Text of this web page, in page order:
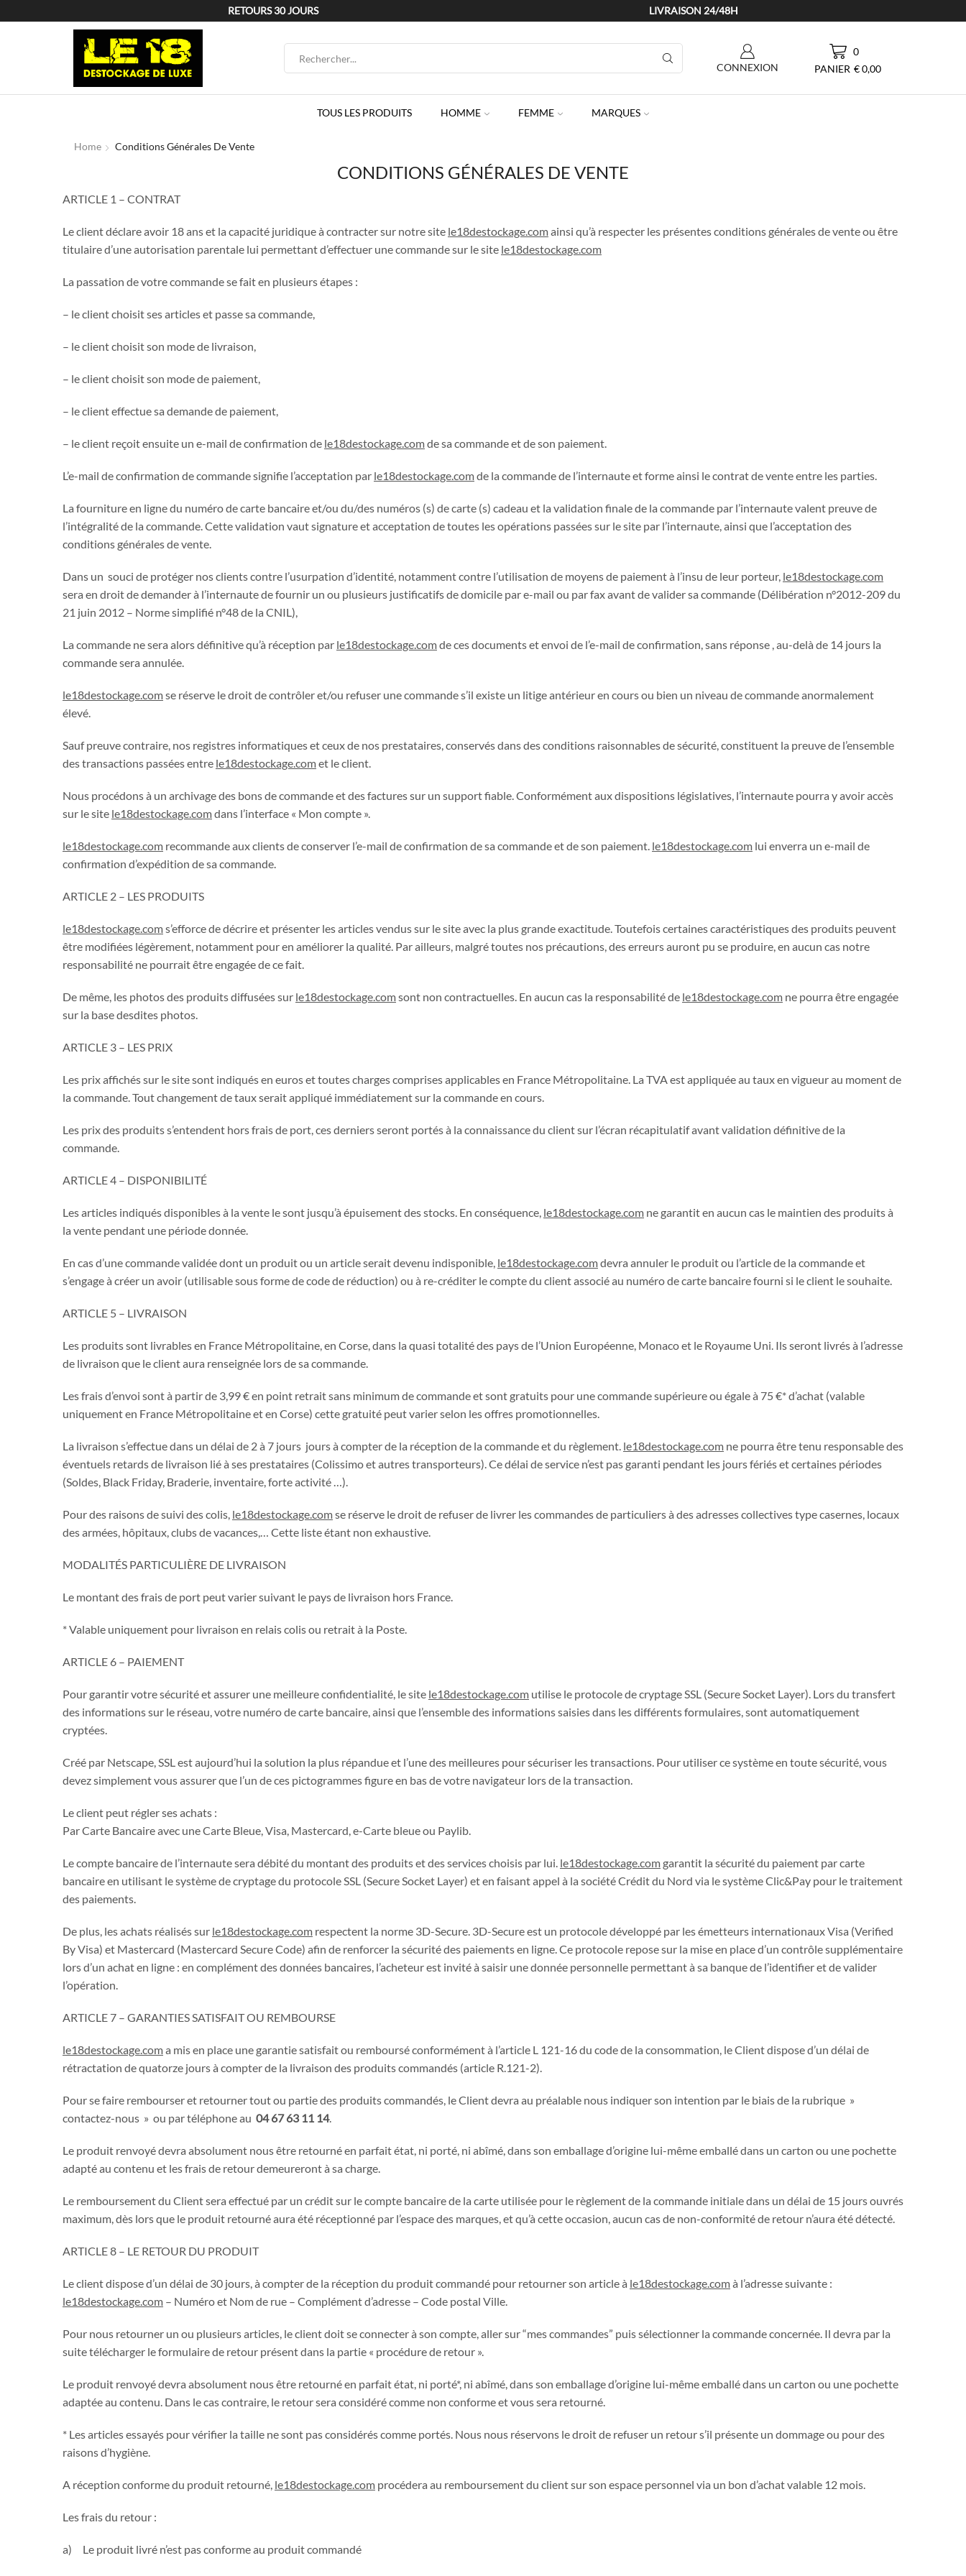
RETOURS 30 JOURS LIVRAISON 24/48H
CONNEXION
0
PANIER €0,00
TOUS LES PRODUITS HOMME FEMME MARQUES
Home Conditions Générales De Vente
CONDITIONS GÉNÉRALES DE VENTE
ARTICLE 1 – CONTRAT
Le client déclare avoir 18 ans et la capacité juridique à contracter sur notre site le18destockage.comainsi qu’à respecter les présentes conditions générales de vente ou être
titulaire d’une autorisation parentale lui permettant d’effectuer une commande sur le site le18destockage.com
La passation de votre commande se fait en plusieurs étapes :
– le client choisit ses articles et passe sa commande,
– le client choisit son mode de livraison,
– le client choisit son mode de paiement,
– le client effectue sa demande de paiement,
– le client reçoit ensuite un e-mail de confirmation de le18destockage.comde sa commande et de son paiement.
L’e-mail de confirmation de commande signifie l’acceptation par le18destockage.comde la commande de l’internaute et forme ainsi le contrat de vente entre les parties.
La fourniture en ligne du numéro de carte bancaire et/ou du/des numéros (s) de carte (s) cadeau et la validation finale de la commande par l’internaute valent preuve de
l’intégralité de la commande. Cette validation vaut signature et acceptation de toutes les opérations passées sur le site par l’internaute, ainsi que l’acceptation des
conditions générales de vente.
Dans un souci de protéger nos clients contre l’usurpation d’identité, notamment contre l’utilisation de moyens de paiement à l’insu de leur porteur, le18destockage.com
sera en droit de demander à l’internaute de fournir un ou plusieurs justificatifs de domicile par e-mail ou par fax avant de valider sa commande (Délibération n°2012-209 du
21 juin 2012 – Norme simplifié n°48 de la CNIL),
La commande ne sera alors définitive qu’à réception par le18destockage.comde ces documents et envoi de l’e-mail de confirmation, sans réponse , au-delà de 14 jours la
commande sera annulée.
le18destockage.comse réserve le droit de contrôler et/ou refuser une commande s’il existe un litige antérieur en cours ou bien un niveau de commande anormalement
élevé.
Sauf preuve contraire, nos registres informatiques et ceux de nos prestataires, conservés dans des conditions raisonnables de sécurité, constituent la preuve de l’ensemble
des transactions passées entre le18destockage.comet le client.
Nous procédons à un archivage des bons de commande et des factures sur un support fiable. Conformément aux dispositions législatives, l’internaute pourra y avoir accès
sur le site le18destockage.comdans l’interface « Mon compte ».
le18destockage.com recommande aux clients de conserver l’e-mail de confirmation de sa commande et de son paiement. le18destockage.com lui enverra un e-mail de
confirmation d’expédition de sa commande.
ARTICLE 2 – LES PRODUITS
le18destockage.coms’efforce de décrire et présenter les articles vendus sur le site avec la plus grande exactitude. Toutefois certaines caractéristiques des produits peuvent
être modifiées légèrement, notamment pour en améliorer la qualité. Par ailleurs, malgré toutes nos précautions, des erreurs auront pu se produire, en aucun cas notre
responsabilité ne pourrait être engagée de ce fait.
De même, les photos des produits diffusées sur le18destockage.comsont non contractuelles. En aucun cas la responsabilité de le18destockage.com ne pourra être engagée
sur la base desdites photos.
ARTICLE 3 – LES PRIX
Les prix affichés sur le site sont indiqués en euros et toutes charges comprises applicables en France Métropolitaine. La TVA est appliquée au taux en vigueur au moment de
la commande. Tout changement de taux serait appliqué immédiatement sur la commande en cours.
Les prix des produits s’entendent hors frais de port, ces derniers seront portés à la connaissance du client sur l’écran récapitulatif avant validation définitive de la
commande.
ARTICLE 4 – DISPONIBILITÉ
Les articles indiqués disponibles à la vente le sont jusqu’à épuisement des stocks. En conséquence, le18destockage.com ne garantit en aucun cas le maintien des produits à
la vente pendant une période donnée.
En cas d’une commande validée dont un produit ou un article serait devenu indisponible, le18destockage.comdevra annuler le produit ou l’article de la commande et
s’engage à créer un avoir (utilisable sous forme de code de réduction) ou à re-créditer le compte du client associé au numéro de carte bancaire fourni si le client le souhaite.
ARTICLE 5 – LIVRAISON
Les produits sont livrables en France Métropolitaine, en Corse, dans la quasi totalité des pays de l’Union Européenne, Monaco et le Royaume Uni. Ils seront livrés à l’adresse
de livraison que le client aura renseignée lors de sa commande.
Les frais d’envoi sont à partir de 3,99 € en point retrait sans minimum de commande et sont gratuits pour une commande supérieure ou égale à 75 €* d’achat (valable
uniquement en France Métropolitaine et en Corse) cette gratuité peut varier selon les offres promotionnelles.
La livraison s’effectue dans un délai de 2 à 7 jours jours à compter de la réception de la commande et du règlement. le18destockage.com ne pourra être tenu responsable des
éventuels retards de livraison lié à ses prestataires (Colissimo et autres transporteurs). Ce délai de service n’est pas garanti pendant les jours fériés et certaines périodes
(Soldes, Black Friday, Braderie, inventaire, forte activité …).
Pour des raisons de suivi des colis, le18destockage.comse réserve le droit de refuser de livrer les commandes de particuliers à des adresses collectives type casernes, locaux
des armées, hôpitaux, clubs de vacances,… Cette liste étant non exhaustive.
MODALITÉS PARTICULIÈRE DE LIVRAISON
Le montant des frais de port peut varier suivant le pays de livraison hors France.
* Valable uniquement pour livraison en relais colis ou retrait à la Poste.
ARTICLE 6 – PAIEMENT
Pour garantir votre sécurité et assurer une meilleure confidentialité, le site le18destockage.com utilise le protocole de cryptage SSL (Secure Socket Layer). Lors du transfert
des informations sur le réseau, votre numéro de carte bancaire, ainsi que l’ensemble des informations saisies dans les différents formulaires, sont automatiquement
cryptées.
Créé par Netscape, SSL est aujourd’hui la solution la plus répandue et l’une des meilleures pour sécuriser les transactions. Pour utiliser ce système en toute sécurité, vous
devez simplement vous assurer que l’un de ces pictogrammes figure en bas de votre navigateur lors de la transaction.
Le client peut régler ses achats :
Par Carte Bancaire avec une Carte Bleue, Visa, Mastercard, e-Carte bleue ou Paylib.
Le compte bancaire de l’internaute sera débité du montant des produits et des services choisis par lui. le18destockage.com garantit la sécurité du paiement par carte
bancaire en utilisant le système de cryptage du protocole SSL (Secure Socket Layer) et en faisant appel à la société Crédit du Nord via le système Clic&Pay pour le traitement
des paiements.
De plus, les achats réalisés sur le18destockage.com respectent la norme 3D-Secure. 3D-Secure est un protocole développé par les émetteurs internationaux Visa (Verified
By Visa) et Mastercard (Mastercard Secure Code) afin de renforcer la sécurité des paiements en ligne. Ce protocole repose sur la mise en place d’un contrôle supplémentaire
lors d’un achat en ligne : en complément des données bancaires, l’acheteur est invité à saisir une donnée personnelle permettant à sa banque de l’identifier et de valider
l’opération.
ARTICLE 7 – GARANTIES SATISFAIT OU REMBOURSE
le18destockage.coma mis en place une garantie satisfait ou remboursé conformément à l’article L 121-16 du code de la consommation, le Client dispose d’un délai de
rétractation de quatorze jours à compter de la livraison des produits commandés (article R.121-2).
Pour se faire rembourser et retourner tout ou partie des produits commandés, le Client devra au préalable nous indiquer son intention par le biais de la rubrique »
contactez-nous » ou par téléphone au 04 67 63 11 14.
Le produit renvoyé devra absolument nous être retourné en parfait état, ni porté, ni abîmé, dans son emballage d’origine lui-même emballé dans un carton ou une pochette
adapté au contenu et les frais de retour demeureront à sa charge.
Le remboursement du Client sera effectué par un crédit sur le compte bancaire de la carte utilisée pour le règlement de la commande initiale dans un délai de 15 jours ouvrés
maximum, dès lors que le produit retourné aura été réceptionné par l’espace des marques, et qu’à cette occasion, aucun cas de non-conformité de retour n’aura été détecté.
ARTICLE 8 – LE RETOUR DU PRODUIT
Le client dispose d’un délai de 30 jours, à compter de la réception du produit commandé pour retourner son article à le18destockage.comà l’adresse suivante :
le18destockage.com – Numéro et Nom de rue – Complément d’adresse – Code postal Ville.
Pour nous retourner un ou plusieurs articles, le client doit se connecter à son compte, aller sur “mes commandes” puis sélectionner la commande concernée. Il devra par la
suite télécharger le formulaire de retour présent dans la partie « procédure de retour ».
Le produit renvoyé devra absolument nous être retourné en parfait état, ni porté*, ni abîmé, dans son emballage d’origine lui-même emballé dans un carton ou une pochette
adaptée au contenu. Dans le cas contraire, le retour sera considéré comme non conforme et vous sera retourné.
* Les articles essayés pour vérifier la taille ne sont pas considérés comme portés. Nous nous réservons le droit de refuser un retour s’il présente un dommage ou pour des
raisons d’hygiène.
A réception conforme du produit retourné, le18destockage.com procédera au remboursement du client sur son espace personnel via un bon d’achat valable 12 mois.
Les frais du retour :
a) Le produit livré n’est pas conforme au produit commandé